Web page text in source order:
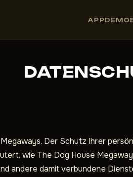
APPDEMO
Der Schutz Ihrer
wie The Dog House
andere damit verbundene